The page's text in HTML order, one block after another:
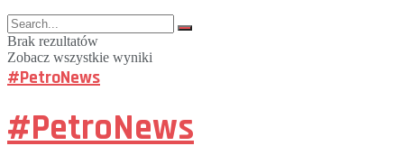
Brak rezultatów
Zobacz wszystkie wyniki
#PetroNews
#PetroNews